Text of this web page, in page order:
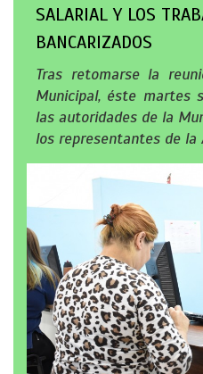
SALARIAL Y LOS
BANCARIZADOS
Tras retomarse la
Municipal, éste martes
las autoridades de la
los representantes de la